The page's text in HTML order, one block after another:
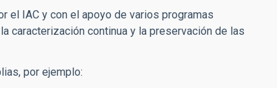
el IAC y con el apoyo de varios programas
caracterización continua y la preservación de las
por ejemplo: